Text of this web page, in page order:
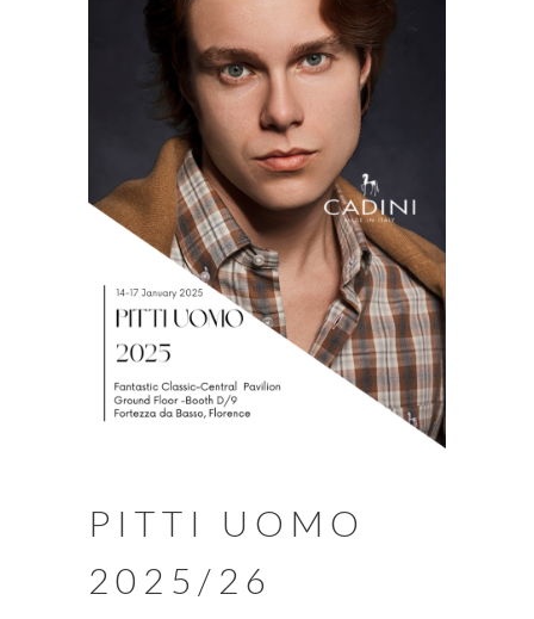
PITTI UOMO
2025/26